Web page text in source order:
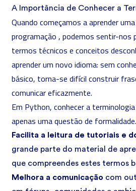
A Importância de Conhecer a
Quando começamos a aprender
programação , podemos sentir-nos
termos técnicos e conceitos
aprender um novo idioma: sem
básico, torna-se difícil construir
comunicar eficazmente.
Em Python, conhecer a
apenas uma questão de
Facilita a leitura de tutoriais e
grande parte do material de
que compreendes estes termos
Melhora a comunicação com